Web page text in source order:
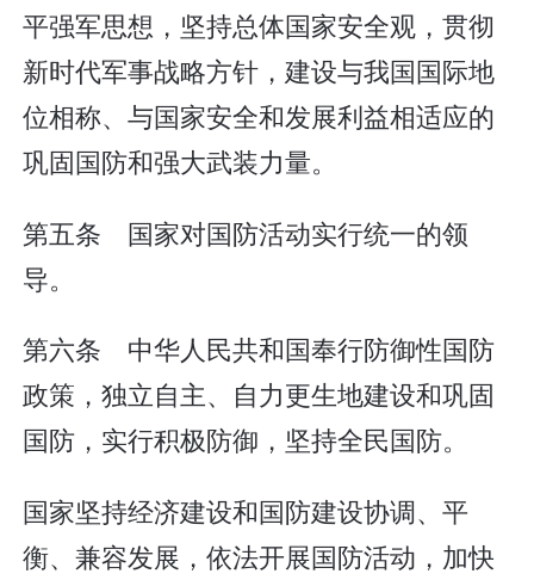
平强军思想，坚持总体国家安全观，贯彻
新时代军事战略方针，建设与我国国际地
位相称、与国家安全和发展利益相适应的
巩固国防和强大武装力量。
第五条 国家对国防活动实行统一的领
导。
第六条 中华人民共和国奉行防御性国防
政策，独立自主、自力更生地建设和巩固
国防，实行积极防御，坚持全民国防。
国家坚持经济建设和国防建设协调、平
衡、兼容发展，依法开展国防活动，加快